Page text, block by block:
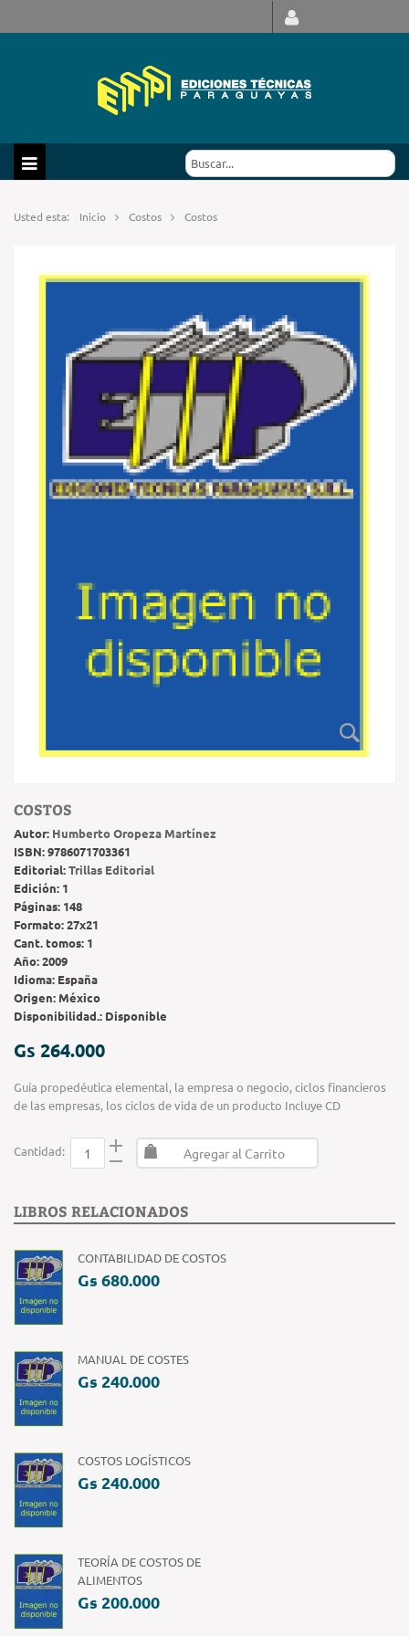
Usted esta: Inicio Costos Costos
COSTOS
Autor: Humberto Oropeza Martínez
ISBN:9786071703361
Editorial:Trillas Editorial
Edición: 1
Páginas: 148
Formato:27x21
Cant. tomos: 1
Año:2009
Idioma: España
Origen:México
Disponibilidad.: Disponible
Gs 264.000
Guía propedéutica elemental, la empresa o negocio, ciclos financieros
de las empresas, los ciclos de vida de un producto Incluye CD
Cantidad: Agregar al Carrito
LIBROS RELACIONADOS
CONTABILIDAD DE COSTOS
Gs 680.000
MANUAL DE COSTES
Gs 240.000
COSTOS LOGÍSTICOS
Gs 240.000
TEORÍA DE COSTOS DE
ALIMENTOS
Gs 200.000